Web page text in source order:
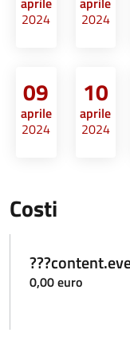
2024
2024
09
aprile
2024
10
aprile
2024
Costi
0,00 euro